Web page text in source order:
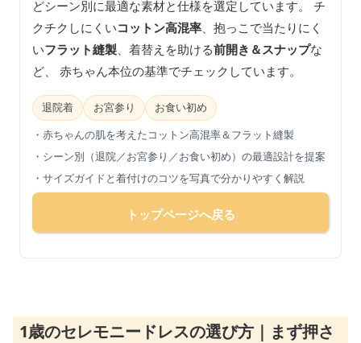
どシーン別に最適な素材と仕様を選定しています。 チ
クチクしにくいコットン高混率 、抱っこで当たりにく
いフラット縫製 、着替えを助ける前開き＆スナップな
ど、 赤ちゃん本位の基準でチェックしています。
退院着 お宮参り
お食い初め
・赤ちゃんの肌を考えたコットン高混率＆フラット縫製
・シーン別（退院／お宮参り／お食い初め）の最適設計を提案
・サイズガイドと着付けのコツを写真で分かりやすく解説
トップページへ戻る
1歳のセレモニードレスの選び方｜まず押さ